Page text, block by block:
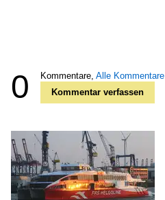
0 Kommentare, Alle Kommentare
Kommentar verfassen